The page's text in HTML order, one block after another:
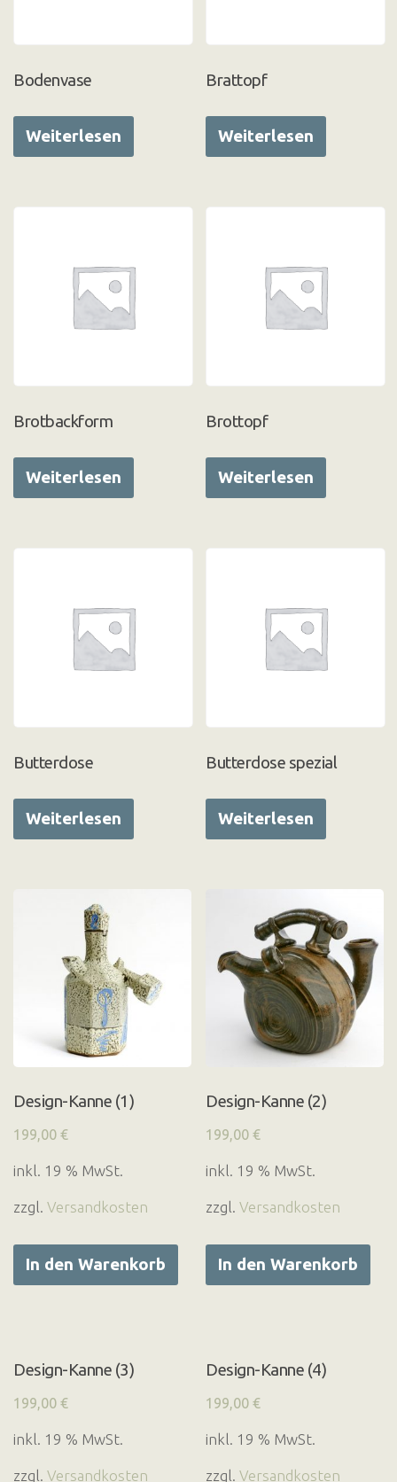
Bodenvase
Weiterlesen
Brattopf
Weiterlesen
Brotbackform
Weiterlesen
Brottopf
Weiterlesen
Butterdose
Weiterlesen
Butterdose spezial
Weiterlesen
Design-Kanne (1)
199,00 €
inkl. 19 % MwSt.
zzgl. Versandkosten
In den Warenkorb
Design-Kanne (2)
199,00€
inkl. 19 % MwSt.
zzgl.Versandkosten
In den Warenkorb
Design-Kanne (3)
199,00 €
inkl. 19 % MwSt.
zzgl. Versandkosten
Design-Kanne (4)
199,00€
inkl. 19 % MwSt.
zzgl.Versandkosten